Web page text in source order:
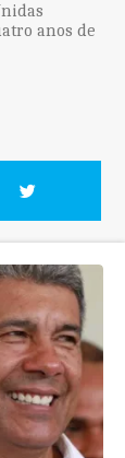
anos de